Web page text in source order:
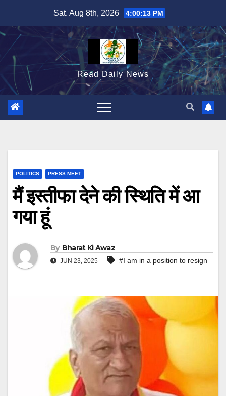
content
Sat. Aug 8th, 2026 4:00:14 PM
Read Daily News
POLITICS PRESS MEET
मैं इस्तीफा देने की स्थिति में आ
गया हूं
By Bharat Ki Awaz
JUN 23, 2025 #I am in a position to resign